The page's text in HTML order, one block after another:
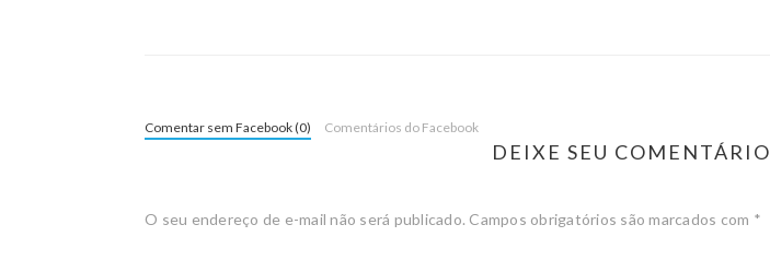
DEIXE SEU COMENTÁRIO
Comentar sem Facebook (0) Comentários do Facebook
O seu endereço de e-mail não será publicado. Campos obrigatórios são marcados com *